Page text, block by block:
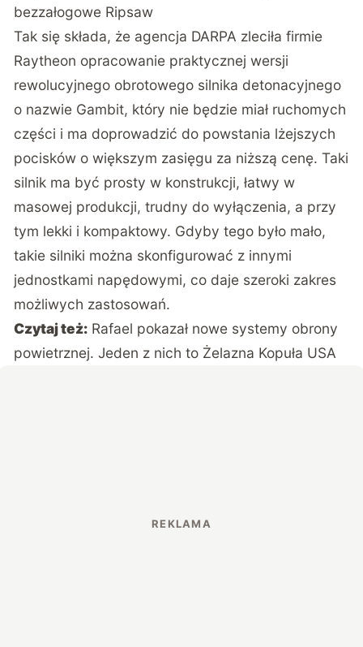
bezzałogowe Ripsaw
Tak się składa, że agencja DARPA zleciła firmie
Raytheon opracowanie praktycznej wersji
rewolucyjnego obrotowego silnika detonacyjnego
o nazwie Gambit, który nie będzie miał ruchomych
części i ma doprowadzić do powstania lżejszych
pocisków o większym zasięgu za niższą cenę. Taki
silnik ma być prosty w konstrukcji, łatwy w
masowej produkcji, trudny do wyłączenia, a przy
tym lekki i kompaktowy. Gdyby tego było mało,
takie silniki można skonfigurować z innymi
jednostkami napędowymi, co daje szeroki zakres
możliwych zastosowań.
Czytaj też: Rafael pokazał nowe systemy obrony
powietrznej. Jeden z nich to Żelazna Kopuła USA